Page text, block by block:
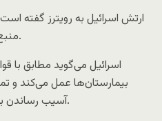
ارتش اسرائیل به رویترز گفته
منبع حمله «در دست بررسی» است.
اسرائیل می‌گوید مطابق با
بیمارستان‌ها عمل می‌کند و
آسیب رساندن به غیرنظامیان به کار گرفته است.